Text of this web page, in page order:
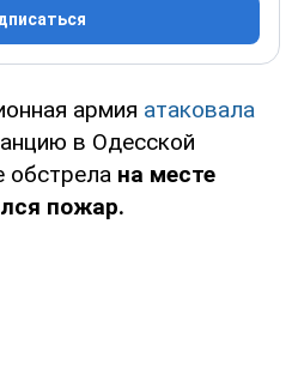
армия атаковала
в Одесской
обстрела на месте
пожар.